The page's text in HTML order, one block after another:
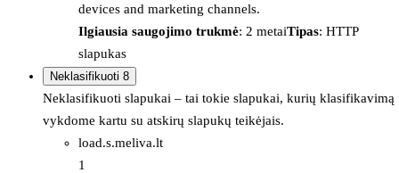
devices and marketing channels.
Ilgiausia saugojimo trukmė: 2 metaiTipas: HTTP
slapukas
Neklasifikuoti 8
Neklasifikuoti slapukai – tai tokie slapukai, kurių klasifikavimą
vykdome kartu su atskirų slapukų teikėjais.
load.s.meliva.lt
1